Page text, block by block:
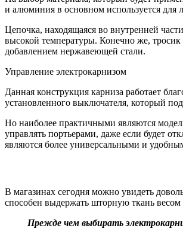
и алюминия в основном используется для
Цепочка, находящаяся во внутренней
высокой температуры. Конечно же,
добавлением нержавеющей стали.
Управление электрокарнизом
Данная конструкция карниза работает
установленного выключателя, который
Но наиболее практичными являются
управлять портьерами, даже если будет
являются более универсальными и
В магазинах сегодня можно увидеть
способен выдержать шторную ткань весом
Прежде чем выбирать